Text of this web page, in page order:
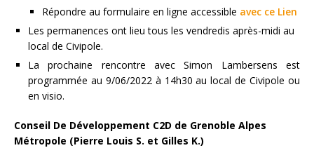
Répondre au formulaire en ligne accessible avec ce Lien
Les permanences ont lieu tous les vendredis après-midi au
local de Civipole.
La prochaine rencontre avec Simon Lambersens est
programmée au 9/06/2022 à 14h30 au local de Civipole ou
en visio.
Conseil De Développement C2D de Grenoble Alpes
Métropole (Pierre Louis S. et Gilles K.)